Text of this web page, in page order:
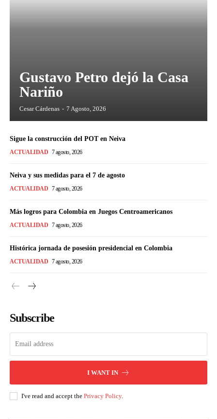
Gustavo Petro dejó la Casa
Nariño
Cesar Cárdenas - 7 Agosto, 2026
Sigue la construcción del POT en Neiva
ACTUALIDAD 7 agosto, 2026
Neiva y sus medidas para el 7 de agosto
ACTUALIDAD 7 agosto, 2026
Más logros para Colombia en Juegos Centroamericanos
ACTUALIDAD 7 agosto, 2026
Histórica jornada de posesión presidencial en Colombia
ACTUALIDAD 7 agosto, 2026
Subscribe
I WANT IN
I've read and accept the Privacy Policy.